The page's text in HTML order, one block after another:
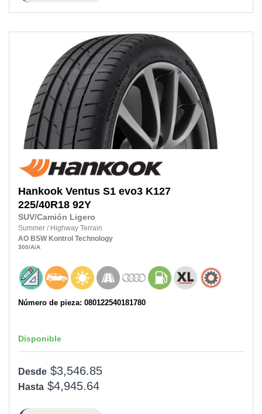
Hankook Ventus S1 evo3 K127
225/40R18 92Y
SUV/Camión Ligero
Summer / Highway Terrain
AO BSW Kontrol Technology
300/A/A
Número de pieza: 080122540181780
Disponible
Desde $3,546.85
Hasta $4,945.64